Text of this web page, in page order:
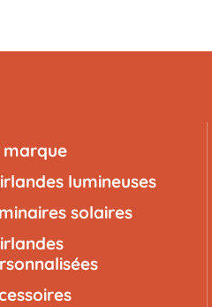
marque
lumineuses
solaires